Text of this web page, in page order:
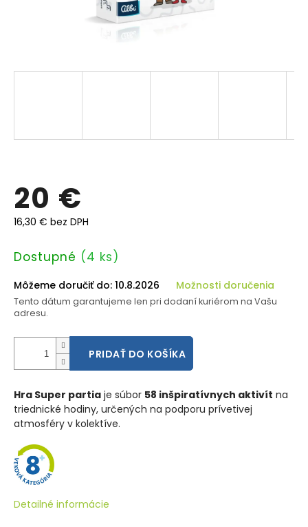
20 €
16,30 € bez DPH
Jednotková
Dostupné (4 ks)
Môžeme doručiť do: 10.8.2026 Možnosti doručenia
Tento dátum garantujeme len pri dodaní kuriérom na Vašu
adresu.
PRIDAŤ DO KOŠÍKA
Hra Super partia je súbor 58 inšpiratívnych aktivít na
triednické hodiny, určených na podporu prívetivej
atmosféry v kolektíve.
Detailné informácie